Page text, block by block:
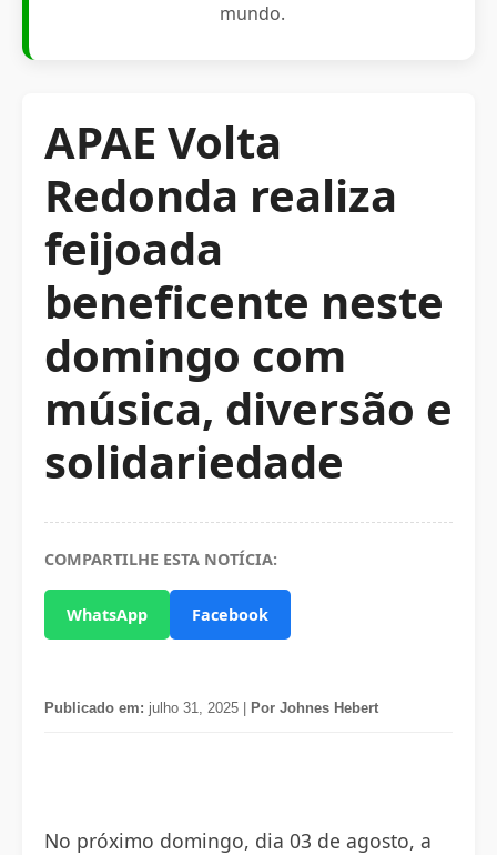
mundo.
APAE Volta
Redonda realiza
feijoada
beneficente neste
domingo com
música, diversão e
solidariedade
COMPARTILHE ESTA NOTÍCIA:
WhatsApp Facebook
Publicado em: julho 31, 2025 | Por Johnes Hebert
No próximo domingo, dia 03 de agosto, a